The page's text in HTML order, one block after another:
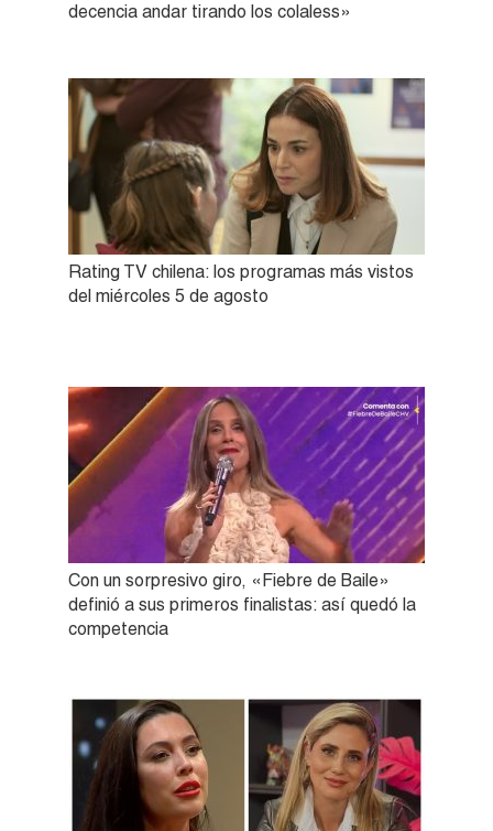
decencia andar tirando los colaless»
Rating TV chilena: los programas más vistos
del miércoles 5 de agosto
Con un sorpresivo giro, «Fiebre de Baile»
definió a sus primeros finalistas: así quedó la
competencia